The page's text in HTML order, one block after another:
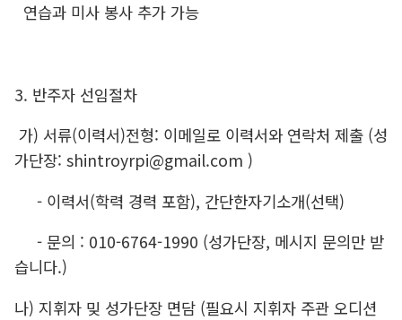
연습과 미사 봉사 추가 가능
3. 반주자 선임절차
가) 서류(이력서)전형: 이메일로 이력서와 연락처 제출 (성
가단장: shintroyrpi@gmail.com )
- 이력서(학력 경력 포함), 간단한자기소개(선택)
- 문의 : 010-6764-1990 (성가단장, 메시지 문의만 받
습니다.)
나) 지휘자 밎 성가단장 면담 (필요시 지휘자 주관 오디션